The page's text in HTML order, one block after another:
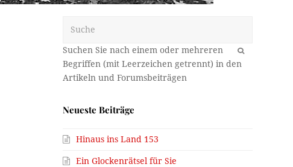
OK
Neueste Beiträge
Hinaus ins Land 153
Ein Glockenrätsel für Sie